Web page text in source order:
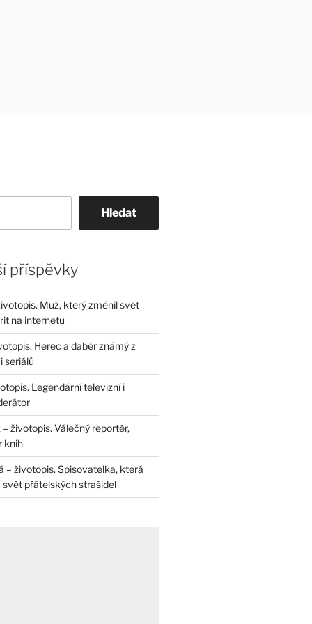
Hledat
příspěvky
Muž, který změnil svět
na internetu
Herec a dabér známý z
seriálů
Legendární televizní i
životopis. Válečný reportér,
knih
– životopis. Spisovatelka, která
přátelských strašidel